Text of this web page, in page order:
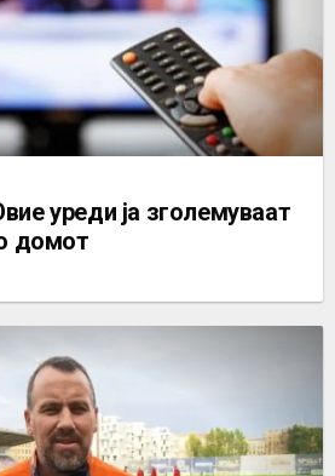
уреди jа зголемуваат
домот